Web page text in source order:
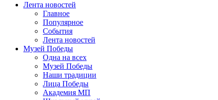
Лента новостей
Главное
Популярное
События
Лента новостей
Музей Победы
Одна на всех
Музей Победы
Наши традиции
Лица Победы
Академия МП